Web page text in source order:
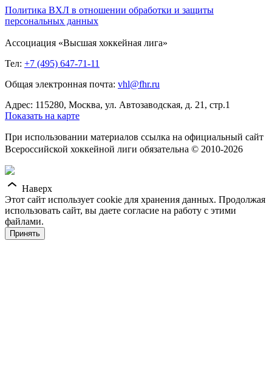
Политика ВХЛ в отношении обработки и защиты
персональных данных
Ассоциация «Высшая хоккейная лига»
Тел: +7 (495) 647-71-11
Общая электронная почта: vhl@fhr.ru
Адрес: 115280, Москва, ул. Автозаводская, д. 21, стр.1
Показать на карте
При использовании материалов ссылка на официальный сайт
Всероссийской хоккейной лиги обязательна © 2010-2026
Наверх
Этот сайт использует cookie для хранения данных. Продолжая
использовать сайт, вы даете согласие на работу с этими
файлами.
Принять